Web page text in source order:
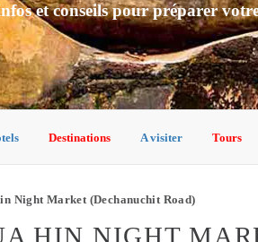
et conseils pour préparer
Destinations A visiter Tours
Night Market (Dechanuchit Road)
HIN NIGHT